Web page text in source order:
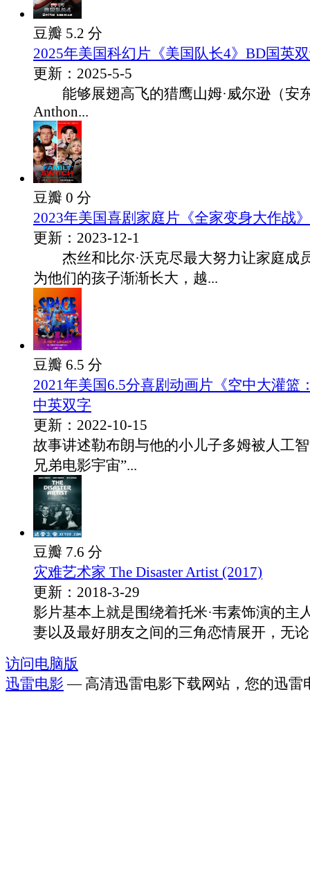
豆瓣 5.2 分
2025年美国科幻片《美国队长4》BD国英
更新：2025-5-5
能够展翅高飞的猎鹰山姆·威尔逊（安
Anthon...
豆瓣 0 分
2023年美国喜剧家庭片《全家变身大作战
更新：2023-12-1
杰丝和比尔·沃克尽最大努力让家庭成
为他们的孩子渐渐长大，越...
豆瓣 6.5 分
2021年美国6.5分喜剧动画片《空中大灌篮
中英双字
更新：2022-10-15
故事讲述勒布朗与他的小儿子多姆被人工
兄弟电影宇宙”...
豆瓣 7.6 分
灾难艺术家 The Disaster Artist (2017)
更新：2018-3-29
影片基本上就是围绕着托米·韦素饰演的主
妻以及最好朋友之间的三角恋情展开，无
访问电脑版
迅雷电影 — 高清迅雷电影下载网站，您的迅雷